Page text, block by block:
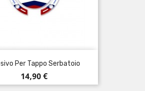
Per Tappo Serbatoio
Prezzo
14,90 €